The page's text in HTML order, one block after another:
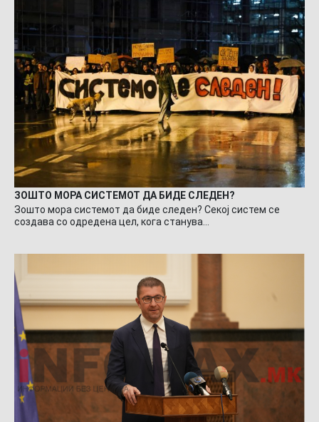
ЗОШТО МОРА СИСТЕМОТ ДА БИДЕ СЛЕДЕН?
Зошто мора системот да биде следен? Секој систем се
создава со одредена цел, кога станува…